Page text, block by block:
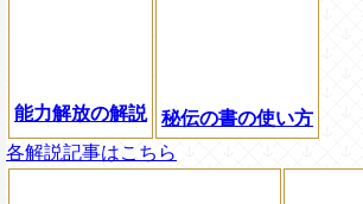
能力解放の解説
秘伝の書の使い方
各解説記事はこちら